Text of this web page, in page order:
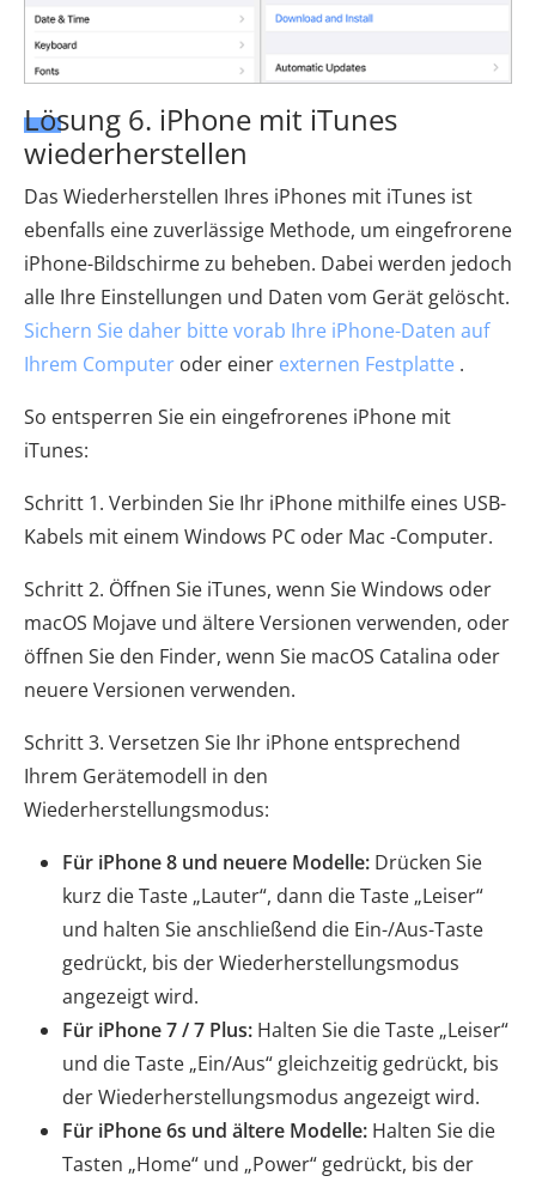
Lösung 6. iPhone mit iTunes
wiederherstellen
Das Wiederherstellen Ihres iPhones mit iTunes ist
ebenfalls eine zuverlässige Methode, um eingefrorene
iPhone-Bildschirme zu beheben. Dabei werden jedoch
alle Ihre Einstellungen und Daten vom Gerät gelöscht.
Sichern Sie daher bitte vorab Ihre iPhone-Daten auf
Ihrem Computer oder einer externen Festplatte .
So entsperren Sie ein eingefrorenes iPhone mit
iTunes:
Schritt 1. Verbinden Sie Ihr iPhone mithilfe eines USB-
Kabels mit einem Windows PC oder Mac -Computer.
Schritt 2. Öffnen Sie iTunes, wenn Sie Windows oder
macOS Mojave und ältere Versionen verwenden, oder
öffnen Sie den Finder, wenn Sie macOS Catalina oder
neuere Versionen verwenden.
Schritt 3. Versetzen Sie Ihr iPhone entsprechend
Ihrem Gerätemodell in den
Wiederherstellungsmodus:
Für iPhone 8 und neuere Modelle: Drücken Sie
kurz die Taste „Lauter“, dann die Taste „Leiser“
und halten Sie anschließend die Ein-/Aus-Taste
gedrückt, bis der Wiederherstellungsmodus
angezeigt wird.
Für iPhone 7 / 7 Plus: Halten Sie die Taste „Leiser“
und die Taste „Ein/Aus“ gleichzeitig gedrückt, bis
der Wiederherstellungsmodus angezeigt wird.
Für iPhone 6s und ältere Modelle: Halten Sie die
Tasten „Home“ und „Power“ gedrückt, bis der